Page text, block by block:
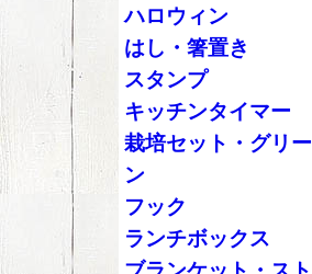
ハロウィン
はし・箸置き
スタンプ
キッチンタイマー
栽培セット・グリー
ン
フック
ランチボックス